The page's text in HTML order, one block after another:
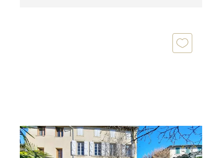
DAUMAZAN SUR ARIZE 09
284,50 m2
, 5 pièces